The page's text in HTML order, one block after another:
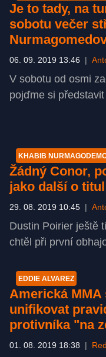
Je to tady, na
sobotu večer
06. 09. 2019 13:46 |
V sobotu od osmi
pojďme si
KHABIB
Žádný Conor,
jako další o
29. 08. 2019 10:45 |
Dustin Poirier ještě
chtěl při první
EDDIE ALVAREZ
Americká
unifikovat
protivníka "na
01. 08. 2019 18:38 |